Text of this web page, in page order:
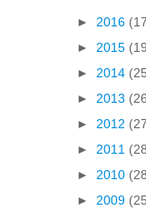
► 2016
► 2015
► 2014
► 2013
► 2012
► 2011
► 2010
► 2009